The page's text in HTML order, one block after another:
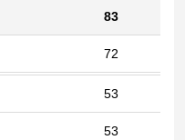
83
72
53
53